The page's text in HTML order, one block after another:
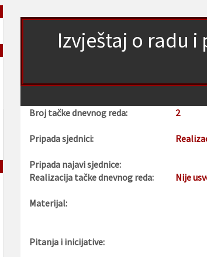
Izvještaj o radu i
Broj tačke dnevnog reda: 2
Pripada sjednici:
Pripada najavi sjednice:
Realizacija tačke dnevnog reda:
Nije
Materijal:
Pitanja i inicijative: